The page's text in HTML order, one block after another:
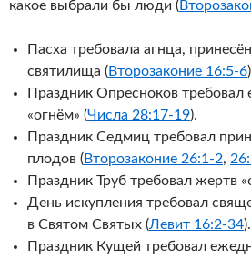
какое выбрали бы люди (
Пасха требовала агнца,
святилища (Второзаконие 16:5-6
Праздник Опресноков
«огнём» (Числа 28:17-19).
Праздник Седмиц требовал
плодов (Второзаконие 26:1-2,
Праздник Труб требовал жертв
День искупления требовал
в Святом Святых (Левит 16:2-34).
Праздник Кущей требовал